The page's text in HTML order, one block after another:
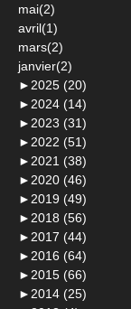
mai(2)
avril(1)
mars(2)
janvier(2)
► 2025 (20)
► 2024 (14)
► 2023 (31)
► 2022 (51)
► 2021 (38)
► 2020 (46)
► 2019 (49)
► 2018 (56)
► 2017 (44)
► 2016 (64)
► 2015 (66)
► 2014 (25)